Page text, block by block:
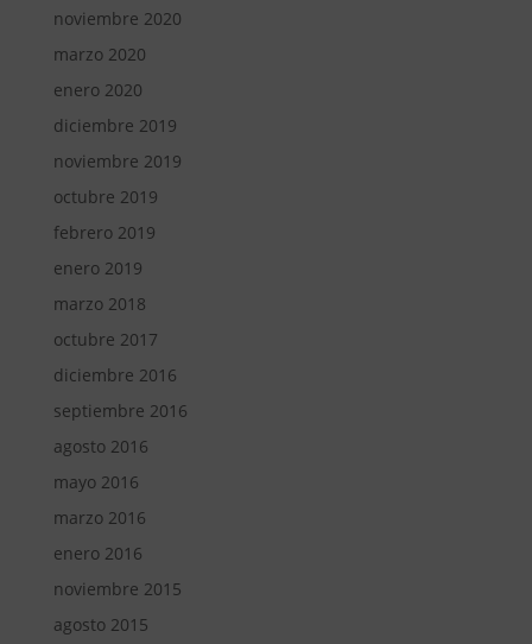
noviembre 2020
marzo 2020
enero 2020
diciembre 2019
noviembre 2019
octubre 2019
febrero 2019
enero 2019
marzo 2018
octubre 2017
diciembre 2016
septiembre 2016
agosto 2016
mayo 2016
marzo 2016
enero 2016
noviembre 2015
agosto 2015